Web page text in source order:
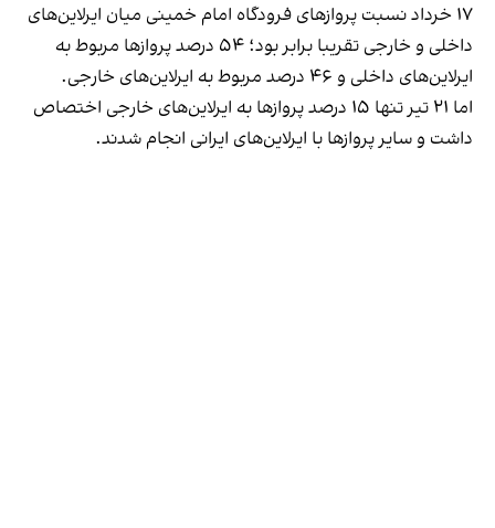
۱۷ خرداد نسبت پروازهای فرودگاه امام خمینی میان ایرلاین‌های
داخلی و خارجی تقریبا برابر بود؛ ۵۴ درصد پروازها مربوط به
ایرلاین‌های داخلی و ۴۶ درصد مربوط به ایرلاین‌های خارجی.
اما ۲۱ تیر تنها ۱۵ درصد پروازها به ایرلاین‌های خارجی اختصاص
داشت و سایر پروازها با ایرلاین‌های ایرانی انجام شدند.